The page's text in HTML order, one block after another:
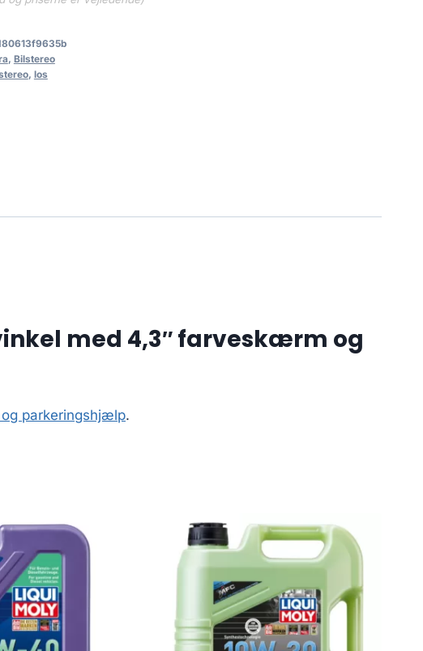
, Bilstereo
, los
med 4,3″ farveskærm og
parkeringshjælp.